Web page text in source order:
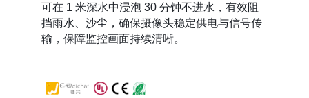
可在 1 米深水中浸泡 30 分钟不进水，有效阻
挡雨水、沙尘，确保摄像头稳定供电与信号传
输，保障监控画面持续清晰。